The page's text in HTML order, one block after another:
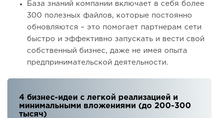
База знаний компании включает в себя более
300 полезных файлов, которые постоянно
обновляются – это помогает партнерам сети
быстро и эффективно запускать и вести свой
собственный бизнес, даже не имея опыта
предпринимательской деятельности.
4 бизнес-идеи с легкой реализацией и
минимальными вложениями (до 200-300
тысяч)